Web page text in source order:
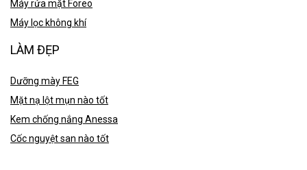
Máy rửa mặt Foreo
Máy lọc không khí
LÀM ĐẸP
Dưỡng mày FEG
Mặt nạ lột mụn nào tốt
Kem chống nắng Anessa
Cốc nguyệt san nào tốt